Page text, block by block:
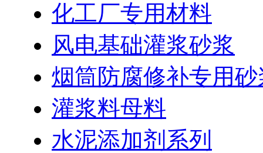
化工厂专用材料
风电基础灌浆砂浆
烟筒防腐修补专用砂
灌浆料母料
水泥添加剂系列